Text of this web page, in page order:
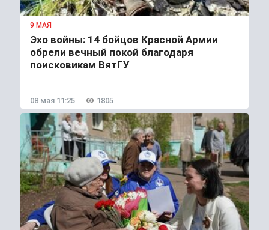
9 МАЯ
Эхо войны: 14 бойцов Красной Армии
обрели вечный покой благодаря
поисковикам ВятГУ
08 мая 11:25 1805